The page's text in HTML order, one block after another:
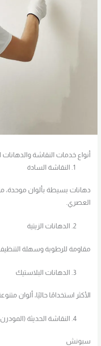
أنواع خدمات النقاشة والدهانات
النقاشة السادة
دهانات بسيطة بألوان موحدة،
العصري.
الدهانات الزيتية
مقاومة للرطوبة وسهلة
الدهانات البلاستيك
الأكثر استخدامًا حاليًا، ألوان
النقاشة الحديثة
سبونش